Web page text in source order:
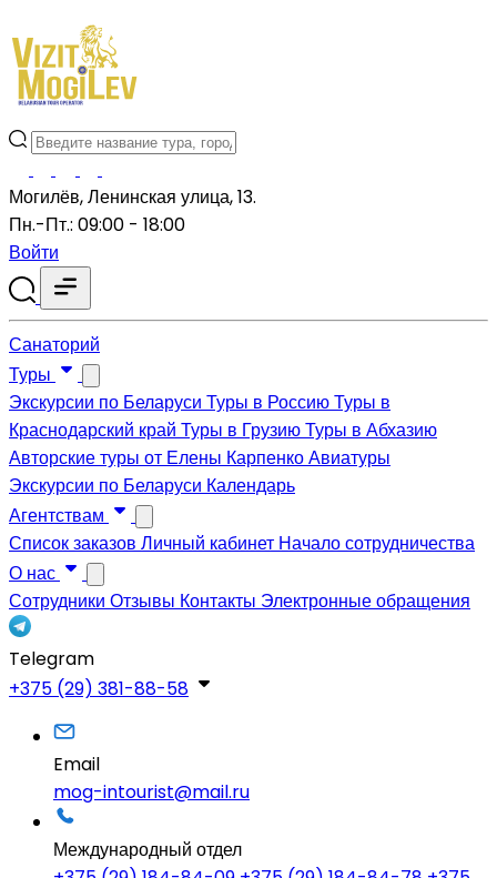
Могилёв, Ленинская улица, 13.
Пн.-Пт.: 09:00 - 18:00
Войти
Санаторий
Туры
Экскурсии по Беларуси Туры в РоссиюТуры в
Краснодарский край Туры в ГрузиюТуры в Абхазию
Авторские туры от Елены КарпенкоАвиатуры
Экскурсии по Беларуси Календарь
Агентствам
Список заказов Личный кабинет Начало сотрудничества
О нас
Сотрудники Отзывы Контакты Электронные обращения
Telegram
+375 (29) 381-88-58
Email
mog-intourist@mail.ru
Международный отдел